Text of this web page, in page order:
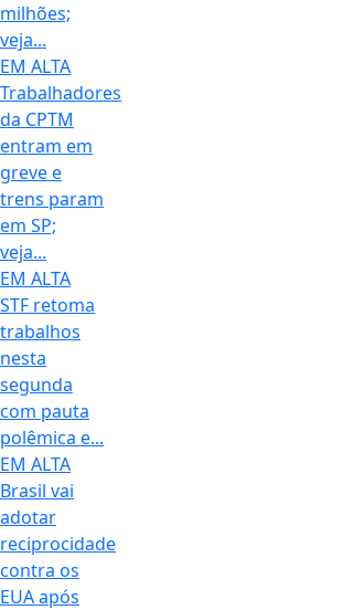
milhões;
veja...
EM ALTA
Trabalhadores
da CPTM
entram em
greve e
trens param
em SP;
veja...
EM ALTA
STF retoma
trabalhos
nesta
segunda
com pauta
polêmica e...
EM ALTA
Brasil vai
adotar
reciprocidade
contra os
EUA após